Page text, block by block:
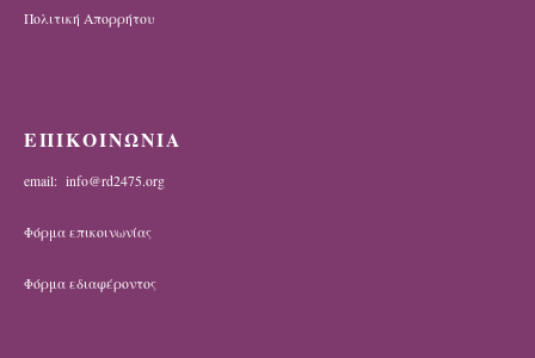
Πολιτική Απορρήτου
ΕΠΙΚΟΙΝΩΝΙΑ
email: info@rd2475.org
Φόρμα επικοινωνίας
Φόρμα εδιαφέροντος